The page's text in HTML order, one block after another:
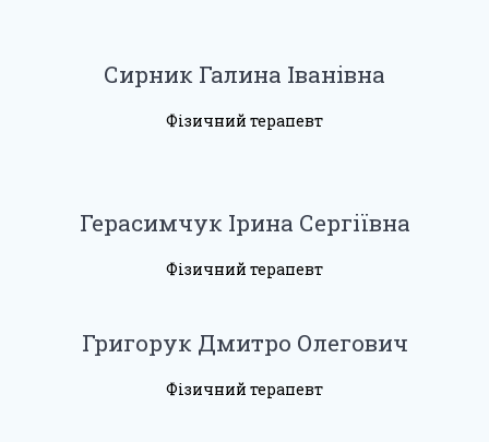
Сирник Галина Іванівна
Фізичний терапевт
Герасимчук Ірина Сергіївна
Фізичний терапевт
Григорук Дмитро Олегович
Фізичний терапевт